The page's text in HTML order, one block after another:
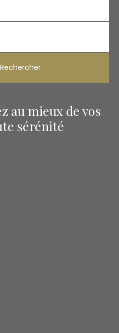
Rechercher
au mieux de vos
sérénité